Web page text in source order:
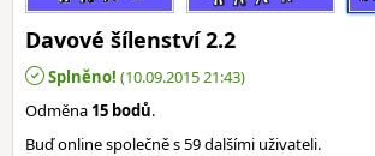
Davové šílenství 2.2
Splněno! (10.09.2015 21:43)
Odměna 15 bodů.
Buď online společně s 59 dalšími uživateli.